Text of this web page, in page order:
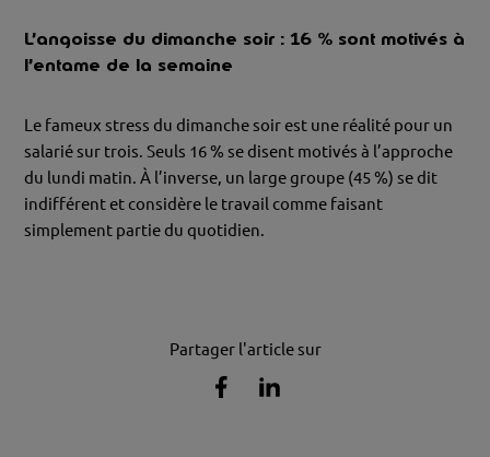
L’angoisse du dimanche soir : 16 % sont motivés à
l’entame de la semaine
Le fameux stress du dimanche soir est une réalité pour un
salarié sur trois. Seuls 16 % se disent motivés à l’approche
du lundi matin. À l’inverse, un large groupe (45 %) se dit
indifférent et considère le travail comme faisant
simplement partie du quotidien.
Partager l'article sur
PartagerPartager